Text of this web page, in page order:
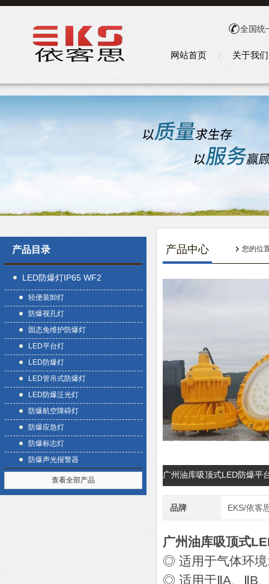
全国统
网站首页 关于我们
产品目录
LED防爆灯IP65 WF2
轻便装卸灯
防爆视孔灯
固态免维护防爆灯
LED平台灯
LED防爆灯
LED管吊式防爆灯
LED防爆泛光灯
防爆航空障碍灯
防爆应急灯
防爆标志灯
防爆声光报警器
查看全部产品
产品中心 您的位
广州油库吸顶式LED防爆平
品牌 EKS/依客
广州油库吸顶式
◎ 适用于气体环
◎ 适用于ⅡA、ⅡB